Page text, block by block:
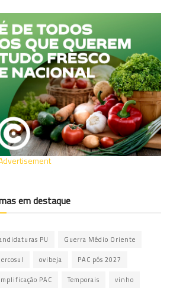
em destaque
PU Guerra Médio Oriente
ovibeja PAC pós 2027
PAC Temporais vinho